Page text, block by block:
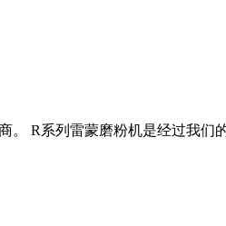
R系列雷蒙磨粉机是经过我们